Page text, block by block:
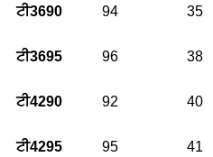
ਟੀ3690 94 35
ਟੀ3695 96 38
ਟੀ4290 92 40
ਟੀ4295 95 41